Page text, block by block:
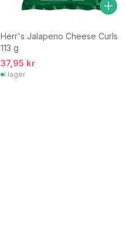
Herr's Jalapeno Cheese Curls
113 g
37,95 kr
I lager